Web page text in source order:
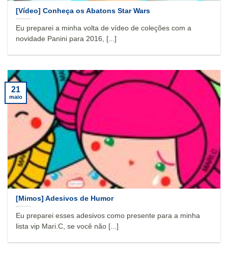
[Vídeo] Conheça os Abatons Star Wars
Eu preparei a minha volta de vídeo de coleções com a
novidade Panini para 2016, [...]
[Mimos] Adesivos de Humor
Eu preparei esses adesivos como presente para a minha
lista vip Mari.C, se você não [...]
21
maio